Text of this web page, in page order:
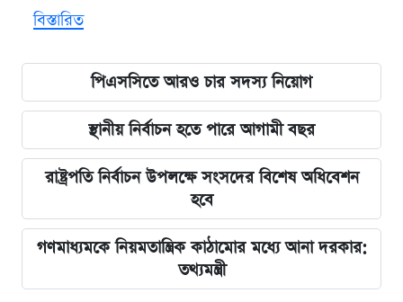
বিস্তারিত
পিএসসিতে আরও চার সদস্য নিয়োগ
স্থানীয় নির্বাচন হতে পারে আগামী বছর
রাষ্ট্রপতি নির্বাচন উপলক্ষে সংসদের বিশেষ অধিবেশন
হবে
গণমাধ্যমকে নিয়মতান্ত্রিক কাঠামোর মধ্যে আনা দরকার:
তথ্যমন্ত্রী